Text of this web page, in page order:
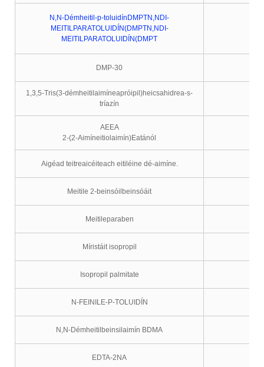
N,N-Démheitil-p-toluidínDMPTN,NDI-
MEITILPARATOLUIDÍN(DMPTN,NDI-
MEITILPARATOLUIDÍN(DMPT
DMP-30
1,3,5-Tris(3-démheitilaimíneapróipil)heicsahidrea-s-
tríazín
AEEA
2-(2-Aimíneitiolaimín)Eatánól
Aigéad teitreaicéiteach eitiléine dé-aimíne.
Meitile 2-beinsóilbeinsóáit
Meitileparaben
Míristáit isopropil
Isopropil palmitate
N-FEINILE-P-TOLUIDÍN
N,N-Démheitilbeinsilaimín BDMA
EDTA-2NA